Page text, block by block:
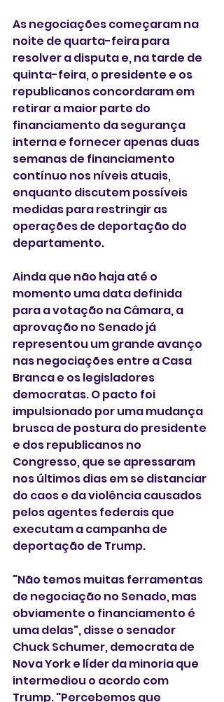
As negociações começaram na
noite de quarta-feira para
resolver a disputa e, na tarde de
quinta-feira, o presidente e os
republicanos concordaram em
retirar a maior parte do
financiamento da segurança
interna e fornecer apenas duas
semanas de financiamento
contínuo nos níveis atuais,
enquanto discutem possíveis
medidas para restringir as
operações de deportação do
departamento.
Ainda que não haja até o
momento uma data definida
para a votação na Câmara, a
aprovação no Senado já
representou um grande avanço
nas negociações entre a Casa
Branca e os legisladores
democratas. O pacto foi
impulsionado por uma mudança
brusca de postura do presidente
e dos republicanos no
Congresso, que se apressaram
nos últimos dias em se distanciar
do caos e da violência causados ​​
pelos agentes federais que
executam a campanha de
deportação de Trump.
"Não temos muitas ferramentas
de negociação no Senado, mas
obviamente o financiamento é
uma delas", disse o senador
Chuck Schumer, democrata de
Nova York e líder da minoria que
intermediou o acordo com
Trump. "Percebemos que